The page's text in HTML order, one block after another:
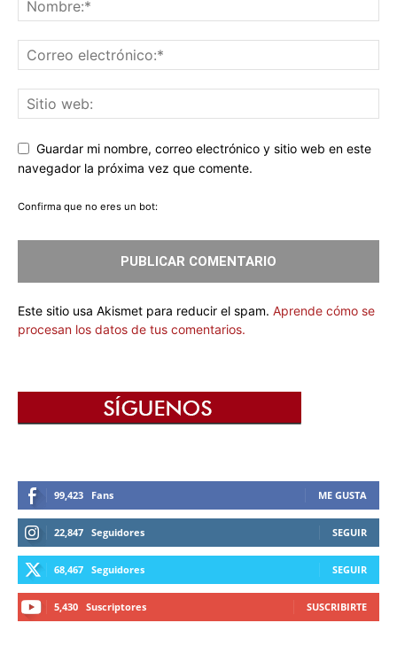
Guardar mi nombre, correo electrónico y sitio web en este
navegador la próxima vez que comente.
Confirma que no eres un bot:
Este sitio usa Akismet para reducir el spam. Aprende cómo se
procesan los datos de tus comentarios.
99,423 Fans ME GUSTA
22,847 Seguidores SEGUIR
68,467 Seguidores SEGUIR
5,430 Suscriptores SUSCRIBIRTE